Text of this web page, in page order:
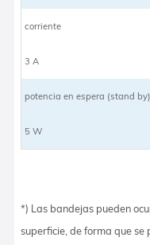
corriente
3 A
potencia en espera (stand by)
5 W
*) Las bandejas pueden
superficie, de forma que